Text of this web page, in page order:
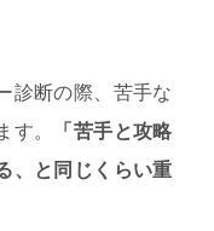
診断の際、苦手な
す。
「苦手と攻略
、と同じくらい重